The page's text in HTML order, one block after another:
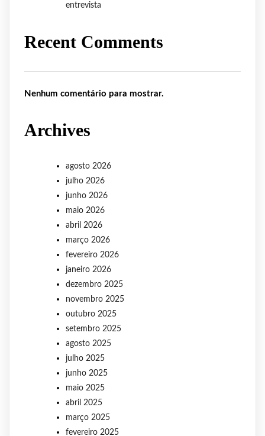
entrevista
Recent Comments
Nenhum comentário para mostrar.
Archives
agosto 2026
julho 2026
junho 2026
maio 2026
abril 2026
março 2026
fevereiro 2026
janeiro 2026
dezembro 2025
novembro 2025
outubro 2025
setembro 2025
agosto 2025
julho 2025
junho 2025
maio 2025
abril 2025
março 2025
fevereiro 2025